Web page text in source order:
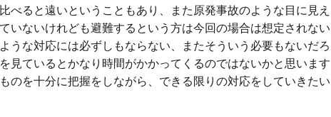
ると遠いということもあり、また原発事故のような目に見え
いないけれども避難するという方は今回の場合は想定されない
うな対応には必ずしもならない、またそういう必要もないだろ
見ているとかなり時間がかかってくるのではないかと思います
のを十分に把握をしながら、できる限りの対応をしていきたい